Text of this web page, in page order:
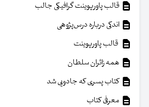
قالب پاورپوینت گرافیکی جالب
اندکی درباره درس‌پژوهی
قالب پاورپوینت
همه زائران سلطان
کتاب پسری که جادویی شد
معرفی کتاب